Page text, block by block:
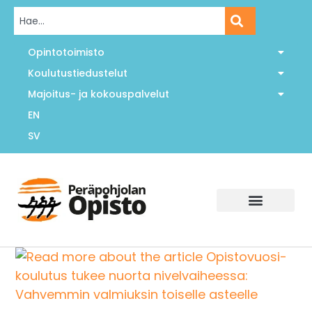
Opintotoimisto
Koulutustiedustelut
Majoitus- ja kokouspalvelut
EN
SV